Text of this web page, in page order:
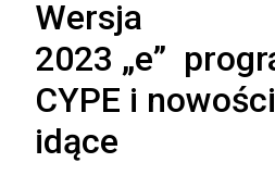
Wersja
2023 „e”
CYPE i
idące